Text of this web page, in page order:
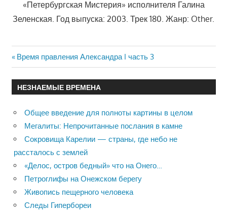
«Петербургская Мистерия» исполнителя Галина
Зеленская. Год выпуска: 2003. Трек 180. Жанр: Other.
Навигация
по
записям
Previous
Post:
Время правления Александра I часть 3
НЕЗНАЕМЫЕ ВРЕМЕНА
Общее введение для полноты картины в целом
Мегалиты: Непрочитанные послания в камне
Сокровища Карелии — страны, где небо не
рассталось с землей
«Делос, остров бедный» что на Онего…
Петроглифы на Онежском берегу
Живопись пещерного человека
Следы Гипербореи